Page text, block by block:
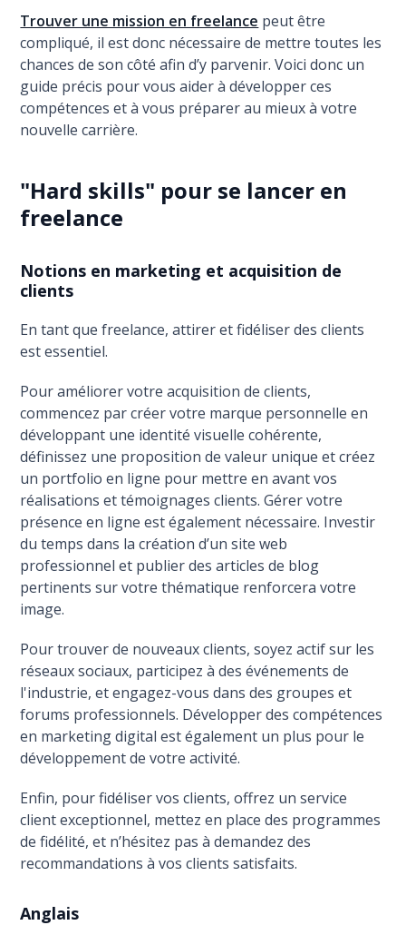
Trouver une mission en freelance peut être
compliqué, il est donc nécessaire de mettre toutes les
chances de son côté afin d’y parvenir. Voici donc un
guide précis pour vous aider à développer ces
compétences et à vous préparer au mieux à votre
nouvelle carrière.
"Hard skills" pour se lancer en
freelance
Notions en marketing et acquisition de
clients
En tant que freelance, attirer et fidéliser des clients
est essentiel.
Pour améliorer votre acquisition de clients,
commencez par créer votre marque personnelle en
développant une identité visuelle cohérente,
définissez une proposition de valeur unique et créez
un portfolio en ligne pour mettre en avant vos
réalisations et témoignages clients. Gérer votre
présence en ligne est également nécessaire. Investir
du temps dans la création d’un site web
professionnel et publier des articles de blog
pertinents sur votre thématique renforcera votre
image.
Pour trouver de nouveaux clients, soyez actif sur les
réseaux sociaux, participez à des événements de
l'industrie, et engagez-vous dans des groupes et
forums professionnels. Développer des compétences
en marketing digital est également un plus pour le
développement de votre activité.
Enfin, pour fidéliser vos clients, offrez un service
client exceptionnel, mettez en place des programmes
de fidélité, et n’hésitez pas à demandez des
recommandations à vos clients satisfaits.
Anglais